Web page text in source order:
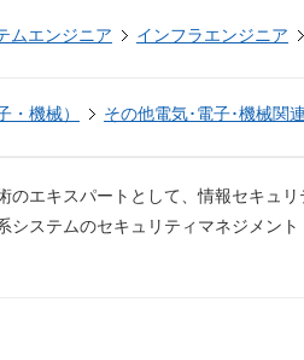
ムエンジニア インフラエンジニア
・機械） その他電気･電子･機械関連
のエキスパートとして、情報セキュリ
システムのセキュリティマネジメント